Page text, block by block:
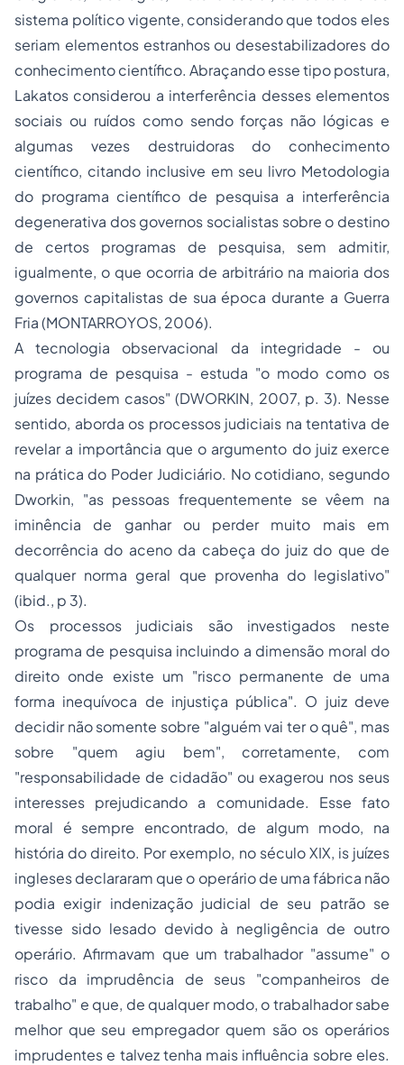
sistema político vigente, considerando que todos eles
seriam elementos estranhos ou desestabilizadores do
conhecimento científico. Abraçando esse tipo postura,
Lakatos considerou a interferência desses elementos
sociais ou ruídoscomo sendo forças não lógicas e
algumas vezes destruidoras do conhecimento
científico, citando inclusive em seu livro Metodologia
do programa científico de pesquisa a interferência
degenerativa dos governos socialistas sobre o destino
de certos programas de pesquisa, sem admitir,
igualmente, o que ocorria de arbitrário na maioria dos
governos capitalistas de sua época durante a Guerra
Fria (MONTARROYOS, 2006).
A tecnologia observacional da integridade - ou
programa de pesquisa - estuda "o modo como os
juízes decidem casos" (DWORKIN, 2007, p. 3). Nesse
sentido, aborda os processos judiciais na tentativa de
revelar a importância que o argumento do juiz exerce
na prática do Poder Judiciário. No cotidiano, segundo
Dworkin, "as pessoas frequentemente se vêem na
iminência de ganhar ou perder muito mais em
decorrência do aceno da cabeça do juiz do que de
qualquer norma geral que provenha do legislativo"
(ibid., p 3).
Os processos judiciais são investigados neste
programa de pesquisa incluindo a dimensão moral do
direito onde existe um "risco permanente de uma
forma inequívoca de injustiça pública". O juiz deve
decidir não somente sobre "alguém vai ter o quê", mas
sobre "quem agiu bem", corretamente, com
"responsabilidade de cidadão" ou exagerou nos seus
interesses prejudicando a comunidade. Esse fato
moral é sempre encontrado, de algum modo, na
história do direito. Por exemplo, no século XIX, is juízes
ingleses declararam que o operário de uma fábrica não
podia exigir indenização judicial de seu patrão se
tivesse sido lesado devido à negligência de outro
operário. Afirmavam que um trabalhador "assume" o
risco da imprudência de seus "companheiros de
trabalho" e que, de qualquer modo, o trabalhador sabe
melhor que seu empregador quem são os operários
imprudentes e talvez tenha mais influência sobre eles.